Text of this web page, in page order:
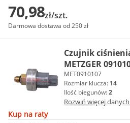
70,98zł/szt.
Darmowa dostawa od 250 zł
Czujnik
METZGER
MET0910107
Rozmiar klucza: 14
Ilość biegunów:2
Rozwiń więcej danych
Kup na raty